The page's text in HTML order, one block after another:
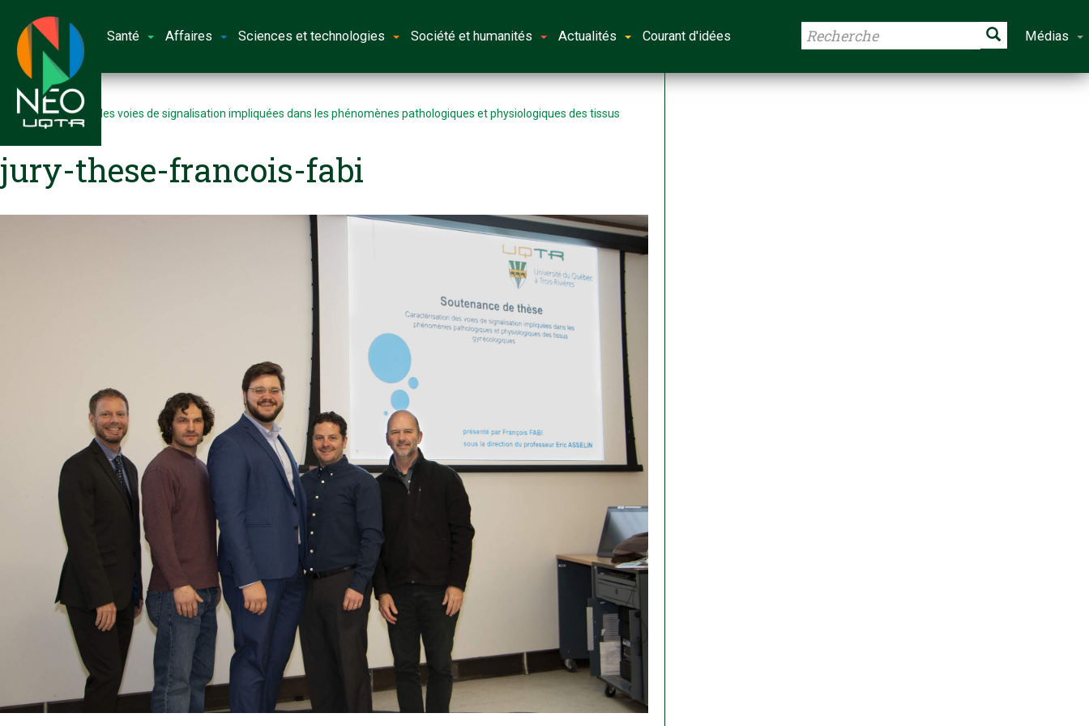
Santé Affaires Sciences et technologies Société et humanités Actualités Courant d'idées Médias
Accueil
Caractérisation des voies de signalisation impliquées dans les phénomènes pathologiques et physiologiques des tissus
gynécologiques
jury-these-francois-fabi